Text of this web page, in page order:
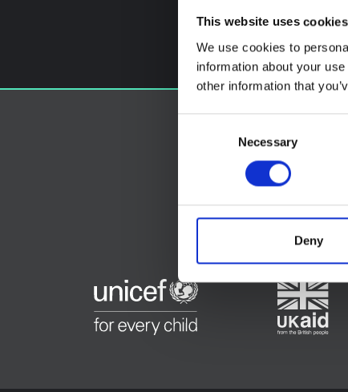
This website uses cookies
We use cookies to
information about your
other information that
Necessary
Deny